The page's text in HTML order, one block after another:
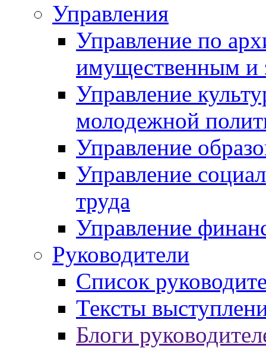
Управления
Управление по
имущественным и
Управление
молодежной
Управление
Управление
труда
Управление
Руководители
Список
Тексты
Блоги